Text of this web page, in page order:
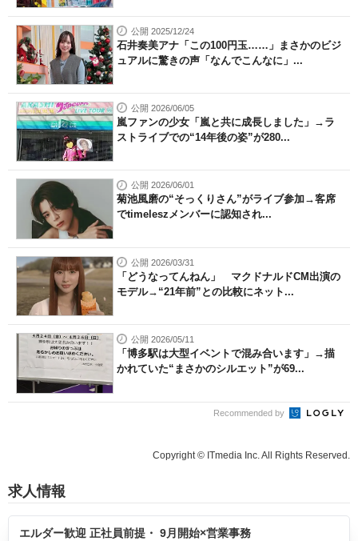
公開 2025/12/24
石井奏美アナ「この100円玉……」まさかのビジ
ュアルに驚きの声「なんでこんなに」...
公開 2026/06/05
嵐ファンの少女「嵐と共に成長しました」→ラ
ストライブでの“14年後の姿”が280...
公開 2026/06/01
菊池風磨の“そっくりさん”がライブ参加→客席
でtimeleszメンバーに認知され...
公開 2026/03/31
「どうなってんねん」 マクドナルドCM出演の
モデル→“21年前”との比較にネット...
公開 2026/05/11
「博多駅は大型イベントで混み合います」→描
かれていた“まさかのシルエット”が69...
Recommended by
Copyright © ITmedia Inc. All Rights Reserved.
求人情報
エルダー歓迎 正社員前提・ 9月開始×営業事務